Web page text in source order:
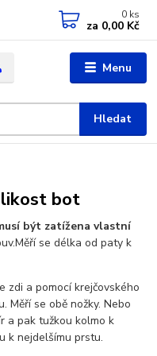
Menu
Hledat
0 ks
za 0,00 Kč
bot
být zatížena vlastní
Měří se délka od paty k
zdi a pomocí krejčovského
Měří se obě nožky. Nebo
a pak tužkou kolmo k
k nejdelšímu prstu.